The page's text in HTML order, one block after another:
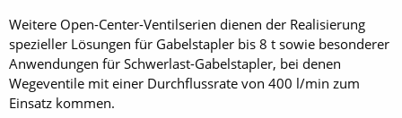
Weitere Open-Center-Ventilserien dienen der Realisierung
spezieller Lösungen für Gabelstapler bis 8 t sowie besonderer
Anwendungen für Schwerlast-Gabelstapler, bei denen
Wegeventile mit einer Durchflussrate von 400 l/min zum
Einsatz kommen.